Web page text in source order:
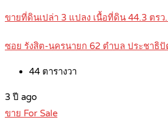
ขายที่ดินเปล่า 3 แปลง เนื้อที่ดิน 44.3 ตร
ซอย รังสิต-นครนายก 62 ตำบล ประชาธิ
44 ตารางวา
3 ปี ago
ขาย For Sale